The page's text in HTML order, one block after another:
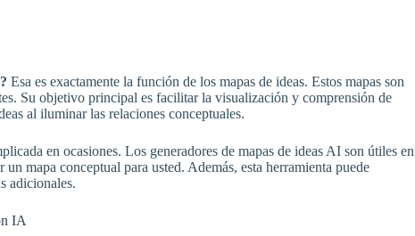
Esa es exactamente la función de los mapas de ideas. Estos mapas son
Su objetivo principal es facilitar la visualización y comprensión de
al iluminar las relaciones conceptuales.
en ocasiones. Los generadores de mapas de ideas AI son útiles en
mapa conceptual para usted. Además, esta herramienta puede
adicionales.
IA